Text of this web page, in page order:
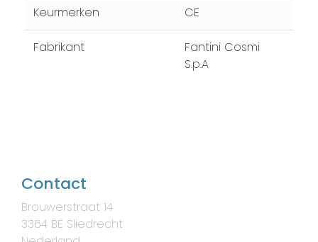
Keurmerken CE
Fabrikant
Fantini Cosmi
S.p.A
Contact
Brouwerstraat 14
3364 BE Sliedrecht